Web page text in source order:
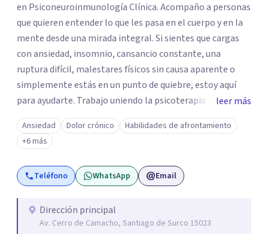
en Psiconeuroinmunología Clínica. Acompaño a personas
que quieren entender lo que les pasa en el cuerpo y en la
mente desde una mirada integral. Si sientes que cargas
con ansiedad, insomnio, cansancio constante, una
ruptura difícil, malestares físicos sin causa aparente o
simplemente estás en un punto de quiebre, estoy aquí
para ayudarte. Trabajo uniendo la psicoterapia con el
conocimiento del sistema inmune, hormonal y nervioso,
para ir más allá del síntoma y descubrir qué hay detrás.
Mis sesiones son un espacio seguro, empático y sin
juicios, donde tu historia tiene un lugar y tu
transformación es posible. Si estás listo para priorizarte
bienestar, será un honor acompañarte. Agenda tu
primera sesión y empecemos juntos este viaje.
leer más
Ansiedad Dolor crónico
Habilidades de afrontamiento
+6 más
Teléfono WhatsApp Email
Dirección principal
Av. Cerro de Camacho, Santiago de Surco 15023